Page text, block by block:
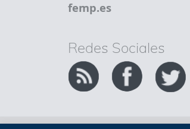
femp.es
Redes Sociales